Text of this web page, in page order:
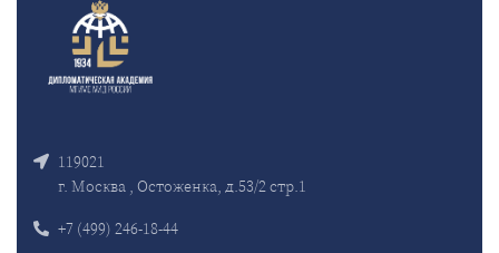
119021
г. Москва , Остоженка, д.53/2 стр.1
+7 (499) 246-18-44